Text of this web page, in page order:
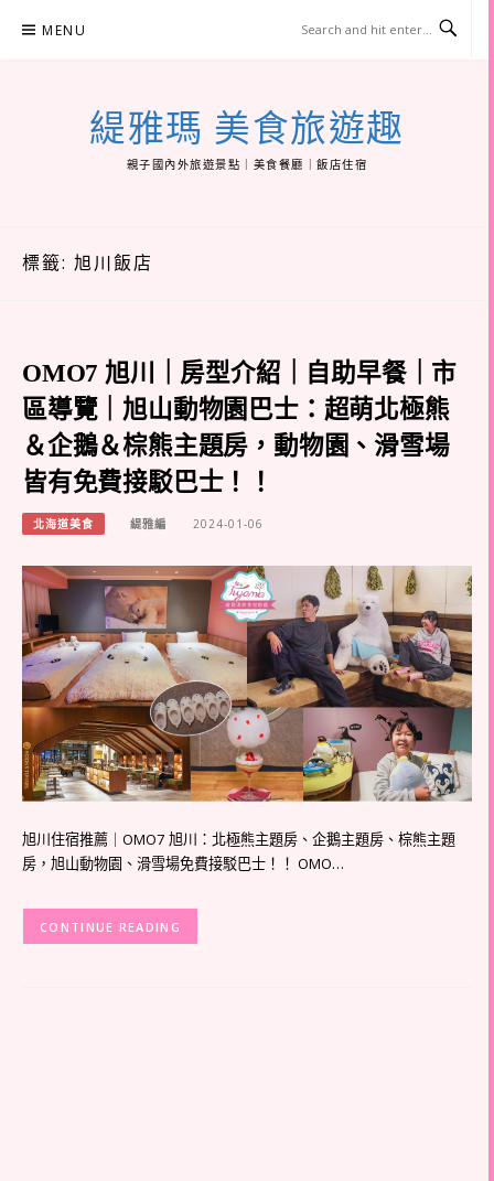
MENU
緹雅瑪 美食旅遊趣
親子國內外旅遊景點｜美食餐廳｜飯店住宿
標籤: 旭川飯店
OMO7 旭川｜房型介紹｜自助早餐｜市
區導覽｜旭山動物園巴士：超萌北極熊
＆企鵝＆棕熊主題房，動物園、滑雪場
皆有免費接駁巴士！！
北海道美食 緹雅編 2024-01-06
旭川住宿推薦｜OMO7 旭川：北極熊主題房、企鵝主題房、棕熊主題
房，旭山動物園、滑雪場免費接駁巴士！！ OMO…
CONTINUE READING